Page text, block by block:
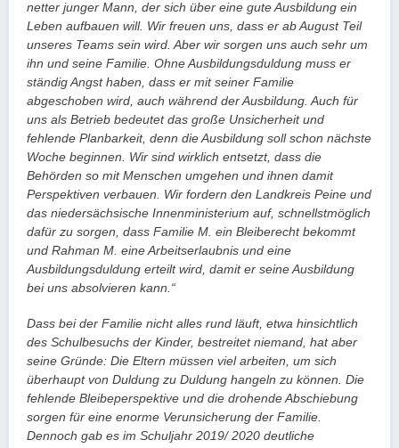
netter junger Mann, der sich über eine gute Ausbildung ein
Leben aufbauen will. Wir freuen uns, dass er ab August Teil
unseres Teams sein wird. Aber wir sorgen uns auch sehr um
ihn und seine Familie. Ohne Ausbildungsduldung muss er
ständig Angst haben, dass er mit seiner Familie
abgeschoben wird, auch während der Ausbildung. Auch für
uns als Betrieb bedeutet das große Unsicherheit und
fehlende Planbarkeit, denn die Ausbildung soll schon nächste
Woche beginnen. Wir sind wirklich entsetzt, dass die
Behörden so mit Menschen umgehen und ihnen damit
Perspektiven verbauen. Wir fordern den Landkreis Peine und
das niedersächsische Innenministerium auf, schnellstmöglich
dafür zu sorgen, dass Familie M. ein Bleiberecht bekommt
und Rahman M. eine Arbeitserlaubnis und eine
Ausbildungsduldung erteilt wird, damit er seine Ausbildung
bei uns absolvieren kann.“
Dass bei der Familie nicht alles rund läuft, etwa hinsichtlich
des Schulbesuchs der Kinder, bestreitet niemand, hat aber
seine Gründe: Die Eltern müssen viel arbeiten, um sich
überhaupt von Duldung zu Duldung hangeln zu können. Die
fehlende Bleibeperspektive und die drohende Abschiebung
sorgen für eine enorme Verunsicherung der Familie.
Dennoch gab es im Schuljahr 2019/ 2020 deutliche